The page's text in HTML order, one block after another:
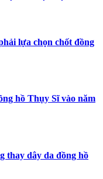
lựa chọn chốt đồng
hồ Thụy Sĩ vào năm
thay dây da đồng hồ